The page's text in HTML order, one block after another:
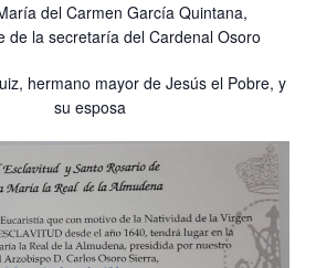
del Carmen García Quintana,
de la secretaría del Cardenal Osoro
hermano mayor de Jesús el Pobre, y
su esposa